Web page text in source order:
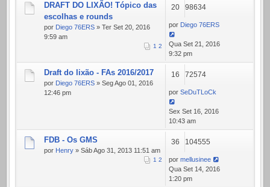
DRAFT DO LIXÃO! Tópico das
escolhas e rounds
por Diego 76ERS » Ter Set 20, 2016
9:59 am
1 2
20 98634
por Diego 76ERS
Qua Set 21, 2016
9:32 pm
Draft do lixão - FAs 2016/2017
por Diego 76ERS » Seg Ago 01, 2016
12:46 pm
16 72574
por SeDuTLoCk
Sex Set 16, 2016
10:43 am
FDB - Os GMS
por Henry » Sáb Ago 31, 2013 11:51 am
1 2
36 104555
por mellusinee
Qua Set 14, 2016
1:20 pm